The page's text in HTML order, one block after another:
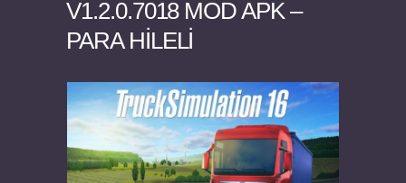
Felix the Reaper v1.25 FULL APK
V1.2.0.7018 MOD APK –
PARA HİLELİ